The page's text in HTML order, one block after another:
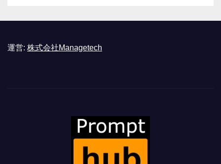
運営: 株式会社Managetech